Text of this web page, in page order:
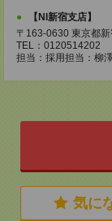
【NI新宿支店】
〒163-0630 東京都
TEL：0120514202
担当：採用担当：柳澤
気に